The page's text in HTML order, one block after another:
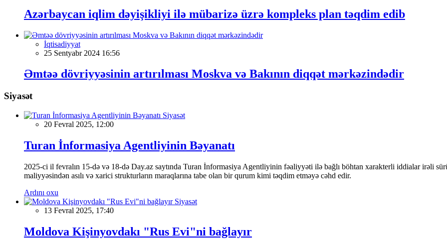
Azərbaycan iqlim dəyişikliyi ilə mübarizə üzrə kompleks plan təqdim edib
İqtisadiyyat
25 Sentyabr 2024 16:56
Əmtəə dövriyyəsinin artırılması Moskva və Bakının diqqət mərkəzindədir
Siyasət
Siyasət
20 Fevral 2025, 12:00
Turan İnformasiya Agentliyinin Bəyanatı
2025-ci il fevralın 15-də və 18-də Day.az saytında Turan İnformasiya Agentliyinin fəaliyyəti ilə bağlı böhtan xarakterli iddialar irəli
maliyyəsindən asılı və xarici strukturların maraqlarına tabe olan bir qurum kimi təqdim etməyə cəhd edir.
Ardını oxu
Siyasət
13 Fevral 2025, 17:40
Moldova Kişinyovdakı "Rus Evi"ni bağlayır